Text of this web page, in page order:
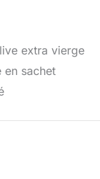
extra vierge
en sachet